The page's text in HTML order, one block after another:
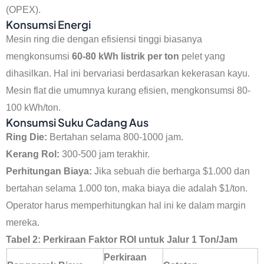
(OPEX).
Konsumsi Energi
Mesin ring die dengan efisiensi tinggi biasanya
mengkonsumsi 60-80 kWh listrik per ton pelet yang
dihasilkan. Hal ini bervariasi berdasarkan kekerasan kayu.
Mesin flat die umumnya kurang efisien, mengkonsumsi 80-
100 kWh/ton.
Konsumsi Suku Cadang Aus
Ring Die: Bertahan selama 800-1000 jam.
Kerang Rol: 300-500 jam terakhir.
Perhitungan Biaya: Jika sebuah die berharga $1.000 dan
bertahan selama 1.000 ton, maka biaya die adalah $1/ton.
Operator harus memperhitungkan hal ini ke dalam margin
mereka.
Tabel 2: Perkiraan Faktor ROI untuk Jalur 1 Ton/Jam
Perkiraan